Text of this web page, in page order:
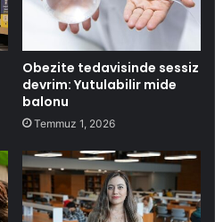
Obezite tedavisinde sessiz
devrim: Yutulabilir mide
balonu
Temmuz 1, 2026